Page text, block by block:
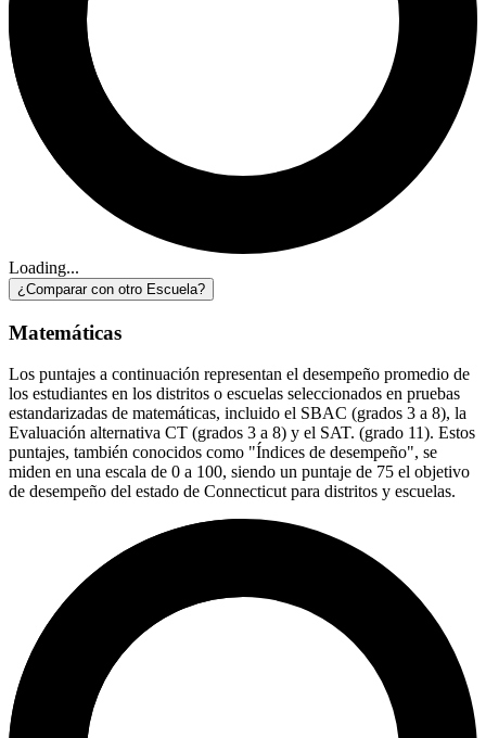
Loading...
¿Comparar con otro Escuela?
Matemáticas
Los puntajes a continuación representan el desempeño promedio de
los estudiantes en los distritos o escuelas seleccionados en pruebas
estandarizadas de matemáticas, incluido el SBAC (grados 3 a 8), la
Evaluación alternativa CT (grados 3 a 8) y el SAT. (grado 11). Estos
puntajes, también conocidos como "Índices de desempeño", se
miden en una escala de 0 a 100, siendo un puntaje de 75 el objetivo
de desempeño del estado de Connecticut para distritos y escuelas.